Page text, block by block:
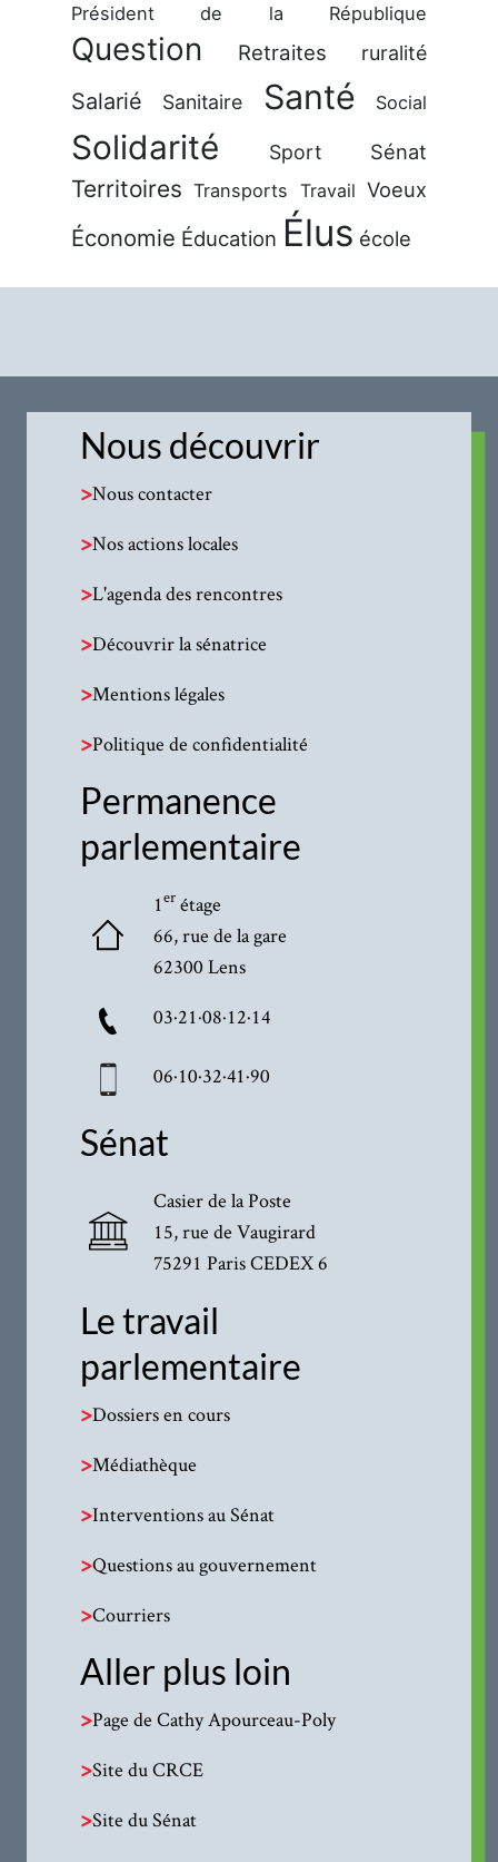
Président de la République
Question Retraites ruralité
Salarié Sanitaire Santé Social
Solidarité Sport Sénat
Territoires Transports Travail Voeux
Économie Éducation Élus école
Nous découvrir
>Nous contacter
>Nos actions locales
>L'agenda des rencontres
>Découvrir la sénatrice
>Mentions légales
>Politique de confidentialité
Permanence
parlementaire
1erétage
66, rue de la gare
62300 Lens
03·21·08·12·14
06·10·32·41·90
Sénat
Casier de la Poste
15, rue de Vaugirard
75291 Paris CEDEX 6
Le travail
parlementaire
>Dossiers en cours
>Médiathèque
>Interventions au Sénat
>Questions au gouvernement
>Courriers
Aller plus loin
>Page de Cathy Apourceau-Poly
>Site du CRCE
>Site du Sénat